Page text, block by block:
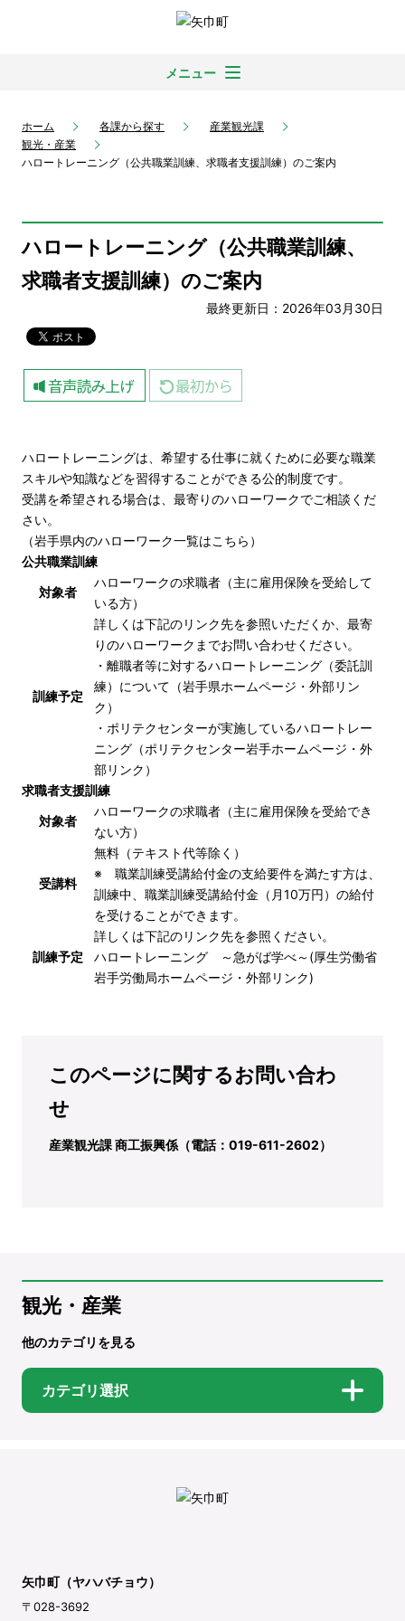
メニュー
ホーム 各課から探す
産業観光課
観光・産業
ハロートレーニング（公共職業訓練、求職者支援訓練）のご案内
ハロートレーニング（公共職業訓練、
求職者支援訓練）のご案内
最終更新日：2026年03月30日
ハロートレーニングは、希望する仕事に就くために必要な職業
スキルや知識などを習得することができる公的制度です。
受講を希望される場合は、最寄りのハローワークでご相談くだ
さい。
（岩手県内のハローワーク一覧はこちら ）
公共職業訓練
対象者
ハローワークの求職者（主に雇用保険を受給して
いる方）
訓練予定
詳しくは下記のリンク先を参照いただくか、最寄
りのハローワークまでお問い合わせください。
・ 離職者等に対するハロートレーニング（委託訓
練）について（岩手県ホームページ・外部リン
ク）
・ ポリテクセンターが実施しているハロートレー
ニング（ポリテクセンター岩手ホームページ・外
部リンク）
求職者支援訓練
対象者
ハローワークの求職者（主に雇用保険を受給でき
ない方）
受講料
無料（テキスト代等除く）
※ 職業訓練受講給付金の支給要件を満たす方は、
訓練中、職業訓練受講給付金（月10万円）の給付
を受けることができます。
訓練予定
詳しくは下記のリンク先を参照ください。
ハロートレーニング ～急がば学べ～(厚生労働省
岩手労働局ホームページ・外部リンク)
このページに関するお問い合わ
せ
産業観光課 商工振興係（電話：019-611-2602）
観光・産業
他のカテゴリを見る
カテゴリ選択
矢巾町（ヤハバチョウ）
〒028-3692